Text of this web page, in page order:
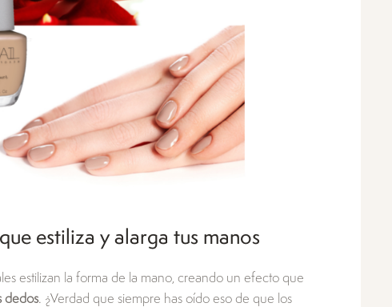
estiliza y alarga tus manos
estilizan la forma de la mano, creando un efecto que
dedos. ¿Verdad que siempre has oído eso de que los